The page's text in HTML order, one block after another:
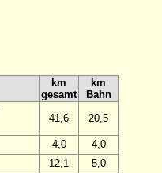
km
gesamt
km
Bahn
41,6 20,5
4,0
4,0
12,1
5,0